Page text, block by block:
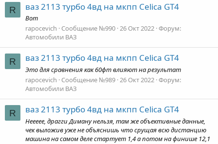
R ваз 2113 турбо 4вд на мкпп Celica GT4
Вот
rapocevich
Сообщение №990 26 Окт 2022 Форум:
Автомобили ВАЗ
R ваз 2113 турбо 4вд на мкпп Celica GT4
Это для сравнения как 60фт влияют на результат
rapocevich
Сообщение №989 26 Окт 2022 Форум:
Автомобили ВАЗ
R ваз 2113 турбо 4вд на мкпп Celica GT4
Неееее, драгги Диману нельзя, там же объективные данные,
чек выложив уже не объяснишь что срущая всю дистанцию
машина на самом деле стартует 1,4 а потом на финише 12,1